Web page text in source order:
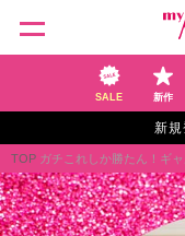
SALE 新作
送料無料
TOP ガチこれしか勝たん！ギ